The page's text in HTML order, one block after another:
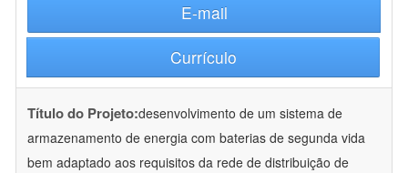
E-mail
Currículo
Título do Projeto:desenvolvimento de um sistema de
armazenamento de energia com baterias de segunda vida
bem adaptado aos requisitos da rede de distribuição de